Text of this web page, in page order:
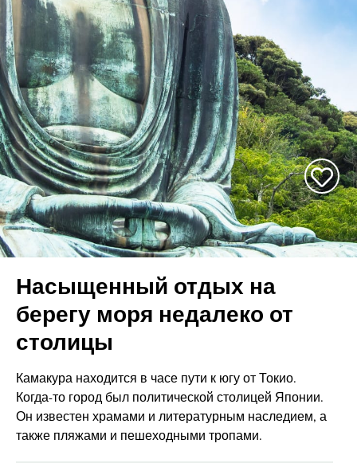
Насыщенный отдых на
берегу моря недалеко от
столицы
Камакура находится в часе пути к югу от Токио.
Когда-то город был политической столицей Японии.
Он известен храмами и литературным наследием, а
также пляжами и пешеходными тропами.